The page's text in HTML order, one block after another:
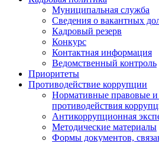
Муниципальная служба
Сведения о вакантных
Кадровый резерв
Конкурс
Контактная информация
Ведомственный контроль
Приоритеты
Противодействие коррупции
Нормативные правовые
противодействия
Антикоррупционная
Методические материалы
Формы документов,